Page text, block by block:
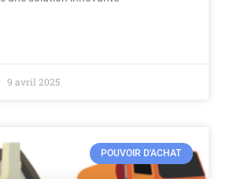
9 avril 2025
POUVOIR D'ACHAT